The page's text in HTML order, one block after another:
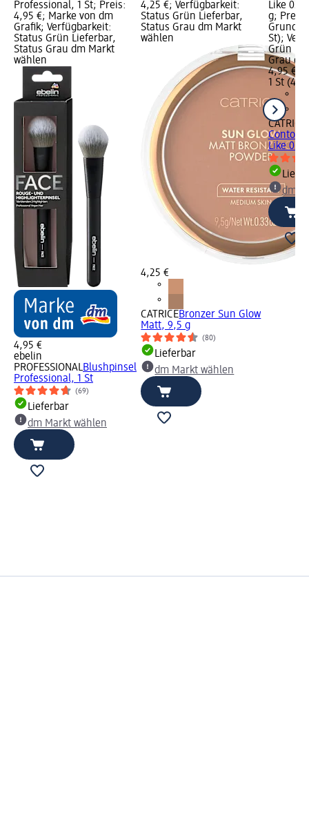
Professional, 1 St; Preis:
4,95 €; Marke von dm
Grafik; Verfügbarkeit:
Status Grün Lieferbar,
Status Grau dm Markt
wählen
4,95 €
ebelin
PROFESSIONALBlushpinsel
Professional, 1 St
(69)
Lieferbar
dm Markt wählen
4,25 €; Verfügbarkeit:
Status Grün Lieferbar,
Status Grau dm Markt
wählen
4,25 €
CATRICEBronzer Sun Glow
Matt, 9,5 g
(80)
Lieferbar
dm Markt wählen
Like 020
g; Preis:
St);
Grün
Grau
4,95 €
1 St
CATRICE
Like
dm